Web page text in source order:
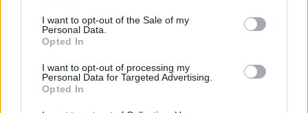
I want to opt-out of the Sale of my
Personal Data.
Opted In
I want to opt-out of processing my
Personal Data for Targeted Advertising.
Opted In
euróárfolyam alakulását. Nagyon figyelmesen" - mondta
Lagarde, majd elmondta, hogy az euróárfolyamnak hatása